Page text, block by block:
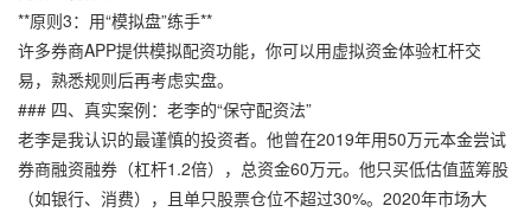
**原则3：用“模拟盘”练手**
许多券商APP提供模拟配资功能，你可以用虚拟资金体验杠杆交
易，熟悉规则后再考虑实盘。
### 四、真实案例：老李的“保守配资法”
老李是我认识的最谨慎的投资者。他曾在2019年用50万元本金尝试
券商融资融券（杠杆1.2倍），总资金60万元。他只买低估值蓝筹股
（如银行、消费），且单只股票仓位不超过30%。2020年市场大